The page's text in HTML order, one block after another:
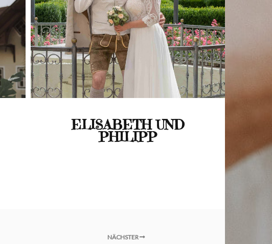
ELISABETH UND
PHILIPP
NÄCHSTER